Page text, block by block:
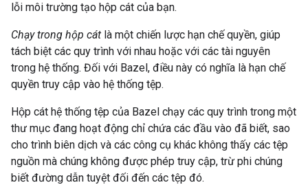
lỗi môi trường tạo hộp cát của bạn.
Chạy trong hộp cát là một chiến lược hạn chế quyền, giúp
tách biệt các quy trình với nhau hoặc với các tài nguyên
trong hệ thống. Đối với Bazel, điều này có nghĩa là hạn chế
quyền truy cập vào hệ thống tệp.
Hộp cát hệ thống tệp của Bazel chạy các quy trình trong một
thư mục đang hoạt động chỉ chứa các đầu vào đã biết, sao
cho trình biên dịch và các công cụ khác không thấy các tệp
nguồn mà chúng không được phép truy cập, trừ phi chúng
biết đường dẫn tuyệt đối đến các tệp đó.